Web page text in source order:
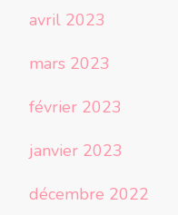
avril 2023
mars 2023
février 2023
janvier 2023
décembre 2022